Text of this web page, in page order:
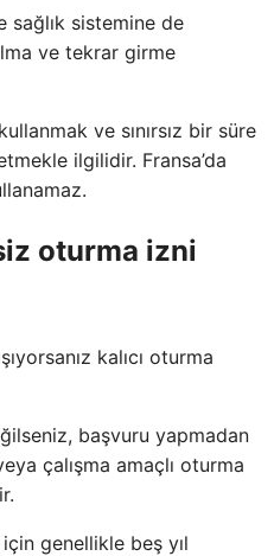
sağlık sistemine de
ve tekrar girme
ve sınırsız bir süre
ilgilidir. Fransa’da
oturma izni
kalıcı oturma
başvuru yapmadan
çalışma amaçlı oturma
genellikle beş yıl